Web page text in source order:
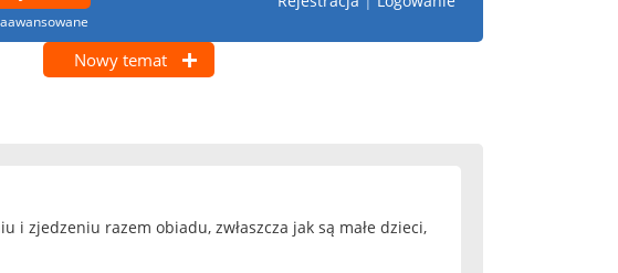
Nowy temat
zjedzeniu razem obiadu, zwłaszcza jak są małe dzieci,